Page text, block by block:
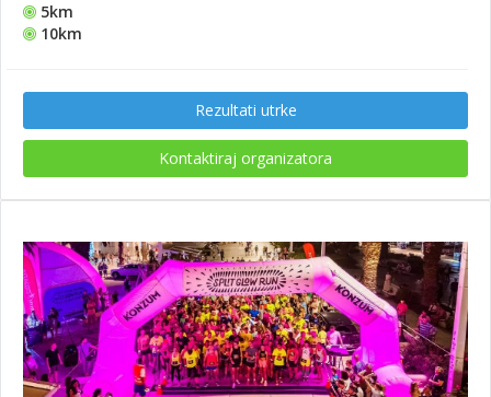
5km
10km
Rezultati utrke
Kontaktiraj organizatora